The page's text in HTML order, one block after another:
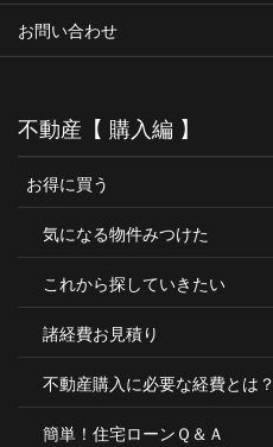
お問い合わせ
不動産【 購入編 】
お得に買う
気になる物件みつけた
これから探していきたい
諸経費お見積り
不動産購入に必要な経費とは？
簡単！住宅ローンＱ＆Ａ